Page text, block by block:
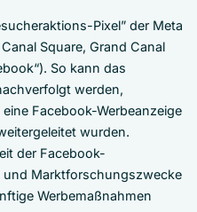
Pixel” der Meta
Square, Grand Canal
So kann das
werden,
Facebook-Werbeanzeige
wurden.
der Facebook-
und Marktforschungszwecke
Werbemaßnahmen